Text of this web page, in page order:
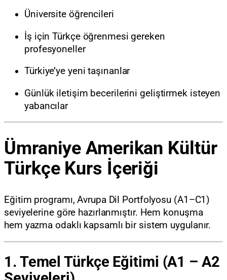
Üniversite öğrencileri
İş için Türkçe öğrenmesi gereken
profesyoneller
Türkiye’ye yeni taşınanlar
Günlük iletişim becerilerini geliştirmek isteyen
yabancılar
Ümraniye Amerikan Kültür
Türkçe Kurs İçeriği
Eğitim programı, Avrupa Dil Portfolyosu (A1–C1)
seviyelerine göre hazırlanmıştır. Hem konuşma
hem yazma odaklı kapsamlı bir sistem uygulanır.
1. Temel Türkçe Eğitimi (A1 – A2